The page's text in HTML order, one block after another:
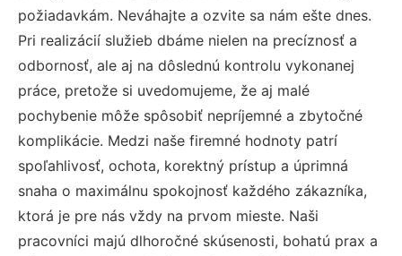
požiadavkám. Neváhajte a ozvite sa nám ešte dnes.
Pri realizácií služieb dbáme nielen na precíznosť a
odbornosť, ale aj na dôslednú kontrolu vykonanej
práce, pretože si uvedomujeme, že aj malé
pochybenie môže spôsobiť nepríjemné a zbytočné
komplikácie. Medzi naše firemné hodnoty patrí
spoľahlivosť, ochota, korektný prístup a úprimná
snaha o maximálnu spokojnosť každého zákazníka,
ktorá je pre nás vždy na prvom mieste. Naši
pracovníci majú dlhoročné skúsenosti, bohatú prax a